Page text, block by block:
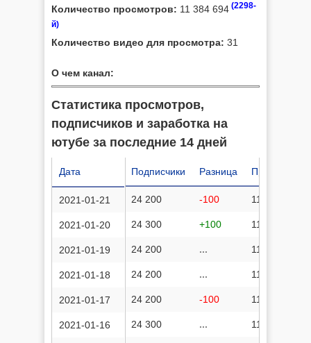
Количество просмотров: 11 384 694 (2298-
й)
Количество видео для просмотра: 31
О чем канал:
Статистика просмотров,
подписчиков и заработка на
ютубе за последние 14 дней
Подписчики Разница Просмотров
24 200 -100 11 384 694
24 300 +100 11 384 468
24 200 ... 11 384 226
24 200 ... 11 383 982
24 200 -100 11 383 696
24 300 ... 11 383 428
Дата
2021-01-21
2021-01-20
2021-01-19
2021-01-18
2021-01-17
2021-01-16